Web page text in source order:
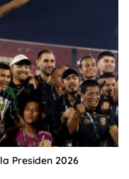
Presiden 2026